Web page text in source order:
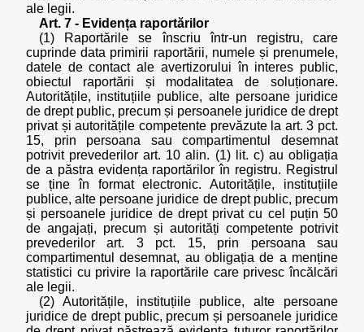
ale legii.
Art. 7 - Evidența raportărilor
(1) Raportările se înscriu într-un registru, care
cuprinde data primirii raportării, numele și prenumele,
datele de contact ale avertizorului în interes public,
obiectul raportării și modalitatea de soluționare.
Autoritățile, instituțiile publice, alte persoane juridice
de drept public, precum și persoanele juridice de drept
privat și autoritățile competente prevăzute la art. 3 pct.
15, prin persoana sau compartimentul desemnat
potrivit prevederilor art. 10 alin. (1) lit. c) au obligația
de a păstra evidența raportărilor în registru. Registrul
se ține în format electronic. Autoritățile, instituțiile
publice, alte persoane juridice de drept public, precum
și persoanele juridice de drept privat cu cel puțin 50
de angajați, precum și autorități competente potrivit
prevederilor art. 3 pct. 15, prin persoana sau
compartimentul desemnat, au obligația de a menține
statistici cu privire la raportările care privesc încălcări
ale legii.
(2) Autoritățile, instituțiile publice, alte persoane
juridice de drept public, precum și persoanele juridice